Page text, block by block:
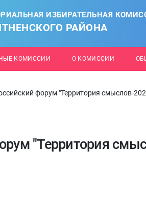
ИЗБИРАТЕЛЬНАЯ
РАЙОНА
КОМИССИИ О КОМИССИИ
форум "Территория смыслов-
"Территория